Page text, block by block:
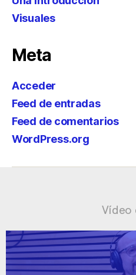
Visuales
Meta
Acceder
Feed de entradas
Feed de comentarios
WordPress.org
Vídeo